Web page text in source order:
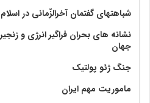
شباهتهای گفتمان آخر‌الزّمانی در
نشانه های بحران فراگیر انرژی و
جهان
جنگ ژئو پولتیک
ماموریت مهم ایران